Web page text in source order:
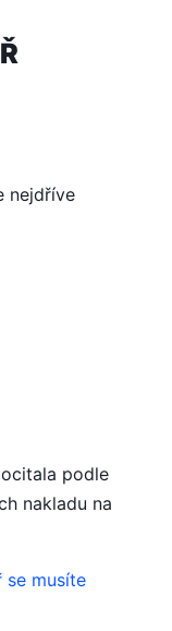
nejdříve
podle
nakladu na
se musíte